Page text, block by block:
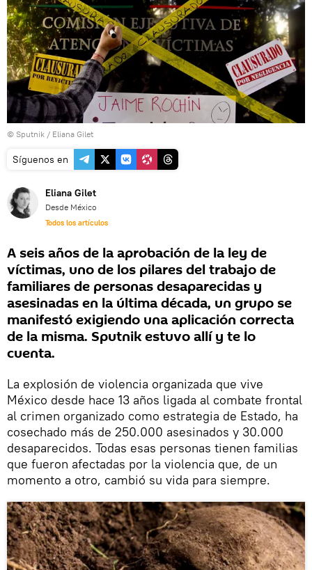
© Sputnik / Eliana Gilet
Síguenos en
Eliana Gilet
Desde México
Todos los artículos
A seis años de la aprobación de la ley de
víctimas, uno de los pilares del trabajo de
familiares de personas desaparecidas y
asesinadas en la última década, un grupo se
manifestó exigiendo una aplicación correcta
de la misma. Sputnik estuvo allí y te lo
cuenta.
La explosión de violencia organizada que vive
México desde hace 13 años ligada al combate frontal
al crimen organizado como estrategia de Estado, ha
cosechado más de 250.000 asesinados y 30.000
desaparecidos. Todas esas personas tienen familias
que fueron afectadas por la violencia que, de un
momento a otro, cambió su vida para siempre.